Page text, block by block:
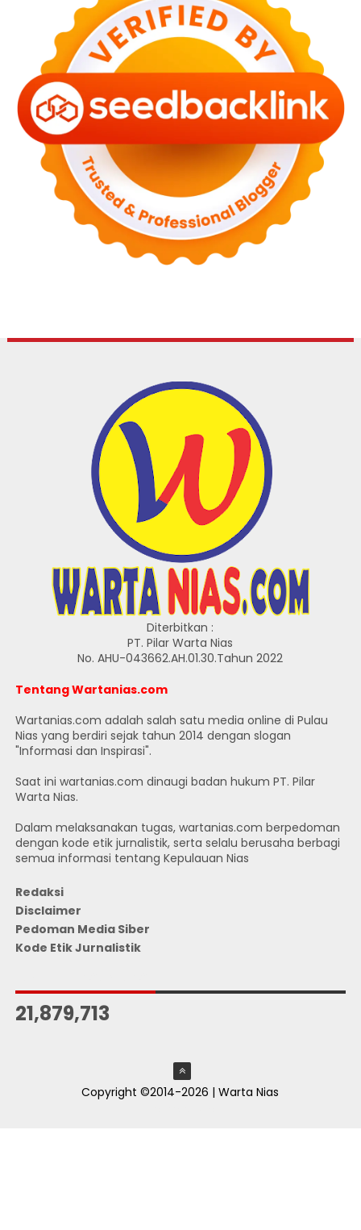
Diterbitkan :
PT. Pilar Warta Nias
No. AHU-043662.AH.01.30.Tahun 2022
Tentang Wartanias.com
Wartanias.com adalah salah satu media online di Pulau
Nias yang berdiri sejak tahun 2014 dengan slogan
"Informasi dan Inspirasi".
Saat ini wartanias.com dinaugi badan hukum PT. Pilar
Warta Nias.
Dalam melaksanakan tugas, wartanias.com berpedoman
dengan kode etik jurnalistik, serta selalu berusaha berbagi
semua informasi tentang Kepulauan Nias
Redaksi
Disclaimer
Pedoman Media Siber
Kode Etik Jurnalistik
21,879,713
Copyright ©2014-2026 | Warta Nias